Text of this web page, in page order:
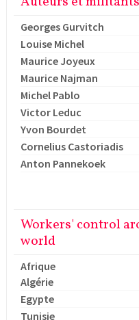
Georges Gurvitch
Louise Michel
Maurice Joyeux
Maurice Najman
Michel Pablo
Victor Leduc
Yvon Bourdet
Cornelius Castoriadis
Anton Pannekoek
Workers' control
world
Afrique
Algérie
Egypte
Tunisie